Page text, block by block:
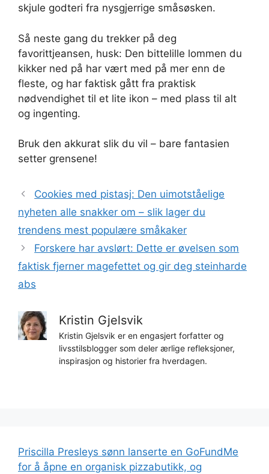
skjule godteri fra nysgjerrige småsøsken.
Så neste gang du trekker på deg
favorittjeansen, husk: Den bittelille lommen du
kikker ned på har vært med på mer enn de
fleste, og har faktisk gått fra praktisk
nødvendighet til et lite ikon – med plass til alt
og ingenting.
Bruk den akkurat slik du vil – bare fantasien
setter grensene!
Cookies med pistasj: Den uimotståelige
nyheten alle snakker om – slik lager du
trendens mest populære småkaker
Forskere har avslørt: Dette er øvelsen som
faktisk fjerner magefettet og gir deg steinharde
abs
Kristin Gjelsvik
Kristin Gjelsvik er en engasjert forfatter og
livsstilsblogger som deler ærlige refleksjoner,
inspirasjon og historier fra hverdagen.
Priscilla Presleys sønn lanserte en GoFundMe
for å åpne en organisk pizzabutikk, og